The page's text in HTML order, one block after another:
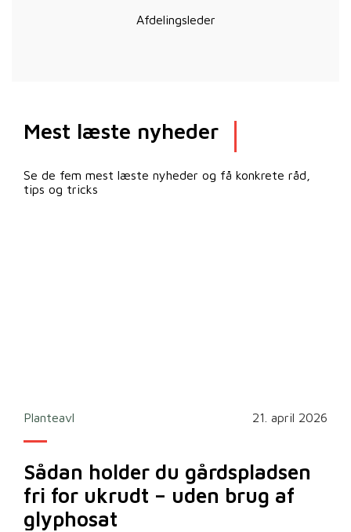
Afdelingsleder
Mest læste nyheder
Se de fem mest læste nyheder og få konkrete råd,
tips og tricks
Planteavl 21. april 2026
Sådan holder du gårdspladsen
fri for ukrudt – uden brug af
glyphosat